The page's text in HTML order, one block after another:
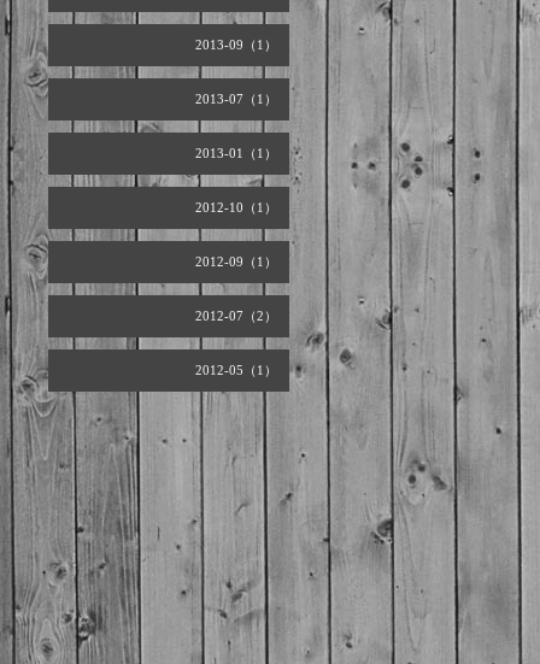
2013-09（1）
2013-07（1）
2013-01（1）
2012-10（1）
2012-09（1）
2012-07（2）
2012-05（1）